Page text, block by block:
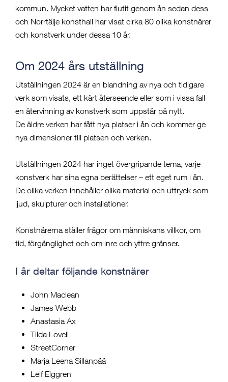
kommun. Mycket vatten har flutit genom ån sedan dess
och Norrtälje konsthall har visat cirka 80 olika konstnärer
och konstverk under dessa 10 år.
Om 2024 års utställning
Utställningen 2024 är en blandning av nya och tidigare
verk som visats, ett kärt återseende eller som i vissa fall
en återvinning av konstverk som uppstår på nytt.
De äldre verken har fått nya platser i ån och kommer ge
nya dimensioner till platsen och verken.
Utställningen 2024 har inget övergripande tema, varje
konstverk har sina egna berättelser – ett eget rum i ån.
De olika verken innehåller olika material och uttryck som
ljud, skulpturer och installationer.
Konstnärerna ställer frågor om människans villkor, om
tid, förgänglighet och om inre och yttre gränser.
I år deltar följande konstnärer
John Maclean
James Webb
Anastasia Ax
Tilda Lovell
StreetCorner
Marja Leena Sillanpää
Leif Elggren